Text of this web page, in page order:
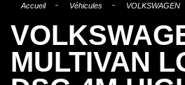
Accueil Véhicules VOLKSWAGEN
MULTIVAN